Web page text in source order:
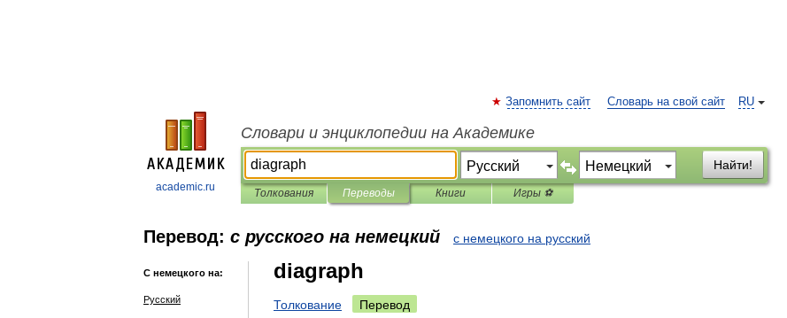
academic.ru
RU
Запомнить сайт Словарь на свой сайт
Словари и энциклопедии на Академике
Найти!
Толкования Переводы Книги Игры ⚽
Перевод: с русского на немецкий с немецкого на русский
С немецкого на:
Русский
diagraph
Толкование Перевод